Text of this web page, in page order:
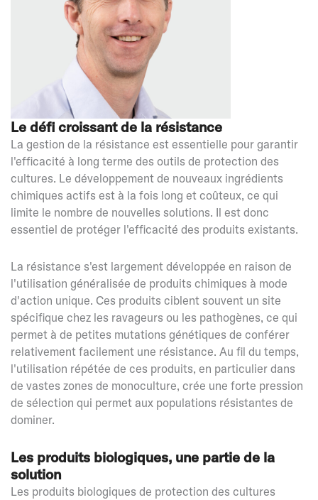
Le défi croissant de la résistance
La gestion de la résistance est essentielle pour garantir
l'efficacité à long terme des outils de protection des
cultures. Le développement de nouveaux ingrédients
chimiques actifs est à la fois long et coûteux, ce qui
limite le nombre de nouvelles solutions. Il est donc
essentiel de protéger l'efficacité des produits existants.
La résistance s'est largement développée en raison de
l'utilisation généralisée de produits chimiques à mode
d'action unique. Ces produits ciblent souvent un site
spécifique chez les ravageurs ou les pathogènes, ce qui
permet à de petites mutations génétiques de conférer
relativement facilement une résistance. Au fil du temps,
l'utilisation répétée de ces produits, en particulier dans
de vastes zones de monoculture, crée une forte pression
de sélection qui permet aux populations résistantes de
dominer.
Les produits biologiques, une partie de la
solution
Les produits biologiques de protection des cultures